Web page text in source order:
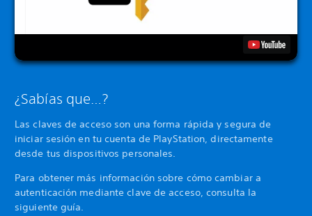
¿Sabías que…?
Las claves de acceso son una forma rápida y segura de
iniciar sesión en tu cuenta de PlayStation, directamente
desde tus dispositivos personales.
Para obtener más información sobre cómo cambiar a
autenticación mediante clave de acceso, consulta la
siguiente guía.